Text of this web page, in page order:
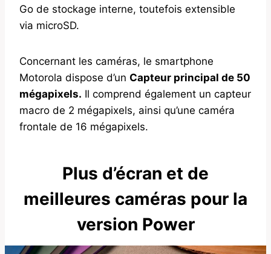
Go de stockage interne, toutefois extensible
via microSD.
Concernant les caméras, le smartphone
Motorola dispose d’un Capteur principal de 50
mégapixels. Il comprend également un capteur
macro de 2 mégapixels, ainsi qu’une caméra
frontale de 16 mégapixels.
Plus d’écran et de
meilleures caméras pour la
version Power